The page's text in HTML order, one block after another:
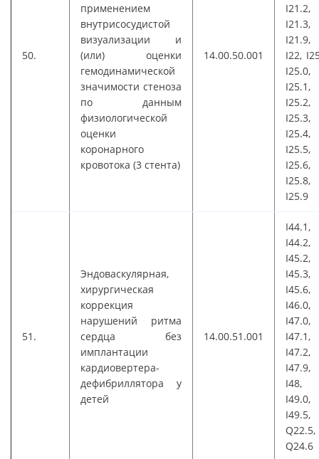
50.
применением
внутрисосудистой
визуализации и
(или) оценки
гемодинамической
значимости стеноза
по данным
физиологической
оценки
коронарного
кровотока (3 стента)
14.00.50.001
I21.2,
I21.3,
I21.9,
I22,
I25.0,
I25.1,
I25.2,
I25.3,
I25.4,
I25.5,
I25.6,
I25.8,
I25.9
51.
Эндоваскулярная,
хирургическая
коррекция
нарушений ритма
сердца без
имплантации
кардиовертера-
дефибриллятора у
детей
14.00.51.001
I44.1,
I44.2,
I45.2,
I45.3,
I45.6,
I46.0,
I47.0,
I47.1,
I47.2,
I47.9,
I48,
I49.0,
I49.5,
Q22.5,
Q24.6